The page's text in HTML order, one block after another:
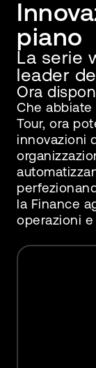
piano
La serie
leader
Ora
Che
Tour, ora
innovazioni
la Finance
operazioni